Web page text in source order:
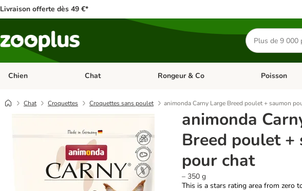
Livraison offerte dès 49 €*
Rechercher
des
produits
Chien Dérouler les catégories: Chien
Chat Dérouler les catégories: Chat
Rongeur & Co Dérouler les
Poisson
Chat Croquettes Croquettes sans poulet animonda Carny Large Breed poulet + saumon
animonda
Breed poulet +
pour chat
– 350 g
This is a stars rating area from zero